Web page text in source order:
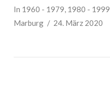
In 1960 - 1979, 1980 - 1999
Marburg
24. März 2020